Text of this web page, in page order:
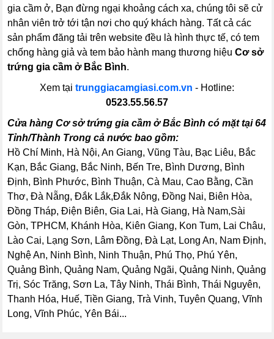
gia cầm ở, Bạn đừng ngại khoảng cách xa, chúng tôi sẽ cử
nhân viên trở tới tận nơi cho quý khách hàng. Tất cả các
sản phẩm đăng tải trên website đều là hình thực tế, có tem
chống hàng giả và tem bảo hành mang thương hiệuCơ sở
trứng gia cầm ở Bắc Bình.
Xem tại trunggiacamgiasi.com.vn - Hotline:
0523.55.56.57
Cửa hàng Cơ sở trứng gia cầm ở Bắc Bình có mặt tại 64
Tỉnh/Thành Trong cả nước bao gồm:
Hồ Chí Minh, Hà Nội, An Giang, Vũng Tàu, Bạc Liêu, Bắc
Kạn, Bắc Giang, Bắc Ninh, Bến Tre, Bình Dương, Bình
Định, Bình Phước, Bình Thuận, Cà Mau, Cao Bằng, Cần
Thơ, Đà Nẵng, Đắk Lắk,Đắk Nông, Đồng Nai, Biên Hòa,
Đồng Tháp, Điện Biên, Gia Lai, Hà Giang, Hà Nam,Sài
Gòn, TPHCM, Khánh Hòa, Kiên Giang, Kon Tum, Lai Châu,
Lào Cai, Lạng Sơn, Lâm Đồng, Đà Lạt, Long An, Nam Định,
Nghệ An, Ninh Bình, Ninh Thuận, Phú Thọ, Phú Yên,
Quảng Bình, Quảng Nam, Quảng Ngãi, Quảng Ninh, Quảng
Trị, Sóc Trăng, Sơn La, Tây Ninh, Thái Bình, Thái Nguyên,
Thanh Hóa, Huế, Tiền Giang, Trà Vinh, Tuyên Quang, Vĩnh
Long, Vĩnh Phúc, Yên Bái...